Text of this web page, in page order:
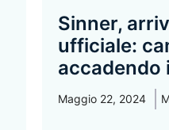
Sinner,
ufficiale:
accadendo
Maggio 22, 2024